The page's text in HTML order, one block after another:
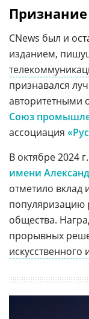
CNews был и
изданием,
признавался
авторитетными
Союз
ассоциация
В октябре 2024
имени
отметило вклад
популяризацию
общества.
прорывных
искусственного